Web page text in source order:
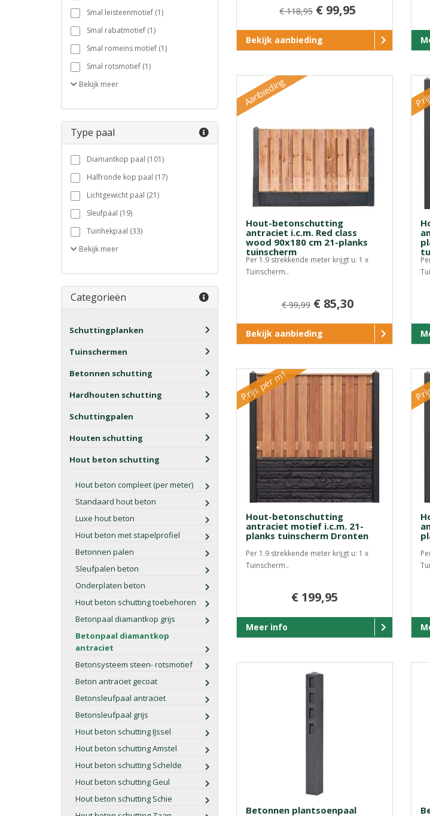
Smal leisteenmotief (1)
Smal rabatmotief (1)
Smal romeins motief (1)
Smal rotsmotief (1)
Bekijk meer
Type paal
Diamantkop paal (101)
Halfronde kop paal (17)
Lichtgewicht paal (21)
Sleufpaal (19)
Tuinhekpaal (33)
Bekijk meer
Categorieën
Schuttingplanken
Tuinschermen
Betonnen schutting
Hardhouten schutting
Schuttingpalen
Houten schutting
Hout beton schutting
Hout beton compleet (per meter)
Standaard hout beton
Luxe hout beton
Hout beton met stapelprofiel
Betonnen palen
Sleufpalen beton
Onderplaten beton
Hout beton schutting toebehoren
Betonpaal diamantkop grijs
Betonpaal diamantkop
antraciet
Betonsysteem steen- rotsmotief
Beton antraciet gecoat
Betonsleufpaal antraciet
Betonsleufpaal grijs
Hout beton schutting IJssel
Hout beton schutting Amstel
Hout beton schutting Schelde
Hout beton schutting Geul
Hout beton schutting Schie
€ 118,95 € 99,95
Bekijk aanbieding
Aanbieding
Hout-betonschutting
antraciet i.c.m. Red class
wood 90x180 cm 21-planks
tuinscherm
Per 1.9 strekkende meter krijgt u: 1 x
Tuinscherm..
€ 99,99 € 85,30
Bekijk aanbieding
Prijs per m1
Hout-betonschutting
antraciet motief i.c.m. 21-
planks tuinscherm Dronten
Per 1.9 strekkende meter krijgt u: 1 x
Tuinscherm..
€ 199,95
Meer info
Betonnen plantsoenpaal